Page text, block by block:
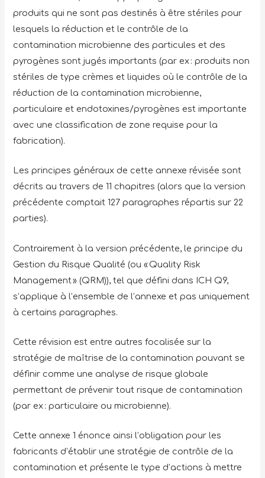
produits qui ne sont pas destinés à être stériles pour
lesquels la réduction et le contrôle de la
contamination microbienne des particules et des
pyrogènes sont jugés importants (par ex : produits non
stériles de type crèmes et liquides où le contrôle de la
réduction de la contamination microbienne,
particulaire et endotoxines/pyrogènes est importante
avec une classification de zone requise pour la
fabrication).
Les principes généraux de cette annexe révisée sont
décrits au travers de 11 chapitres (alors que la version
précédente comptait 127 paragraphes répartis sur 22
parties).
Contrairement à la version précédente, le principe du
Gestion du Risque Qualité (ou « Quality Risk
Management » (QRM)), tel que défini dans ICH Q9,
s’applique à l’ensemble de l’annexe et pas uniquement
à certains paragraphes.
Cette révision est entre autres focalisée sur la
stratégie de maîtrise de la contamination pouvant se
définir comme une analyse de risque globale
permettant de prévenir tout risque de contamination
(par ex : particulaire ou microbienne).
Cette annexe 1 énonce ainsi l’obligation pour les
fabricants d’établir une stratégie de contrôle de la
contamination et présente le type d’actions à mettre